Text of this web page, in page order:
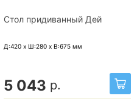
Стол придиванный Дей
Д:420 x Ш:280 x В:675 мм
5 043 р.